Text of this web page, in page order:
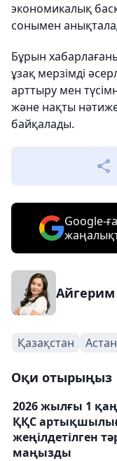
экономикалық
сонымен
Бұрын
ұзақ мерзімді
арттыру мен
және нақты
байқалады.
Google-
Айгерим
Қазақстан
Оқи отырыңыз
2026 жылғы 1
ҚҚС
жеңілдетілген
маңызды